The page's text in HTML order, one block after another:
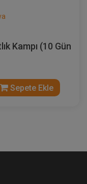
Kampı (10 Gün
Sepete Ekle